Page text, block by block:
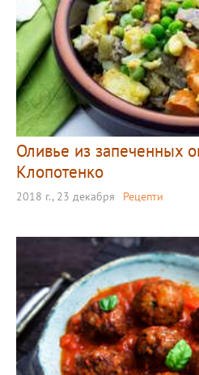
Оливье из запеченных
Клопотенко
2018 г., 23 декабря Рецепти